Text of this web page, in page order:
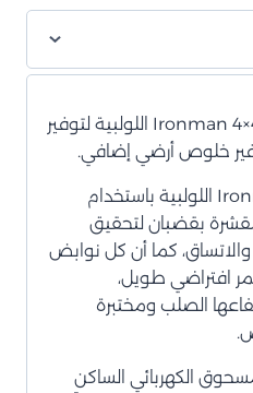
تم تصميم جميع نوابض Ironman 4×4 اللولبية لتوفير
خلوص أرضي إضافي.
صُممت نوابض Ironman 4×4 اللولبية باستخدام
بقضبان لتحقيق
كما أن كل نوابض
افتراضي طويل،
الصلب ومختبرة
الكهربائي الساكن